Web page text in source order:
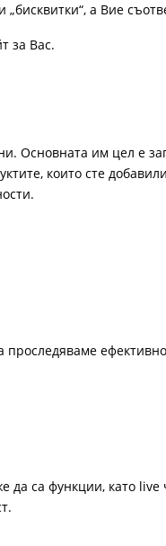
а Вие
за Вас.
Основната им цел е
които сте
да са функции, като